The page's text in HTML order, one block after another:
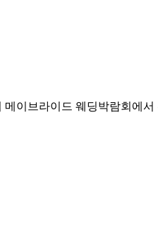
이브라이드 웨딩박람회에